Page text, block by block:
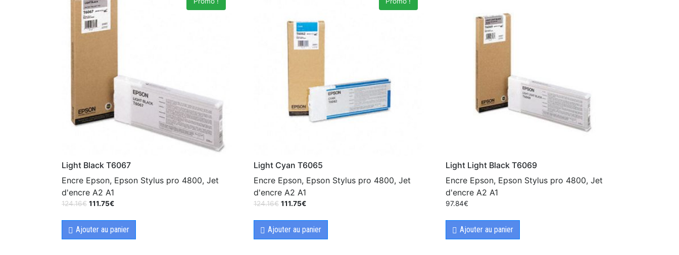
Light Black T6067
Encre Epson, Epson Stylus pro 4800, Jet
d'encre A2 A1
124.16€ 111.75€
Ajouter au panier
Light Cyan T6065
Encre Epson, Epson Stylus pro 4800, Jet
d'encre A2 A1
124.16€ 111.75€
Ajouter au panier
Light Light Black T6069
Encre Epson, Epson Stylus pro 4800, Jet
d'encre A2 A1
97.84€
Ajouter au panier